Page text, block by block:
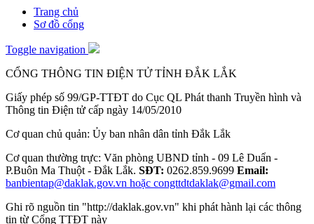
Trang chủ
Sơ đồ cổng
Toggle navigation
CỔNG THÔNG TIN ĐIỆN TỬ TỈNH ĐẮK LẮK
Giấy phép số 99/GP-TTĐT do Cục QL Phát thanh Truyền hình và
Thông tin Điện tử cấp ngày 14/05/2010
Cơ quan chủ quản: Ủy ban nhân dân tỉnh Đắk Lắk
Cơ quan thường trực: Văn phòng UBND tỉnh - 09 Lê Duẩn -
P.Buôn Ma Thuột - Đắk Lắk. SĐT: 0262.859.9699 Email:
banbientap@daklak.gov.vn hoặc congttdtdaklak@gmail.com
Ghi rõ nguồn tin "http://daklak.gov.vn" khi phát hành lại các thông
tin từ Cổng TTĐT này